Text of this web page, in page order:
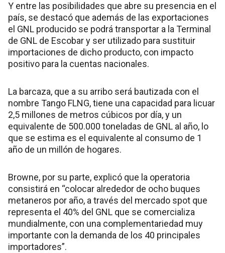
Y entre las posibilidades que abre su presencia en el
país, se destacó que además de las exportaciones
el GNL producido se podrá transportar a la Terminal
de GNL de Escobar y ser utilizado para sustituir
importaciones de dicho producto, con impacto
positivo para la cuentas nacionales.
La barcaza, que a su arribo será bautizada con el
nombre Tango FLNG, tiene una capacidad para licuar
2,5 millones de metros cúbicos por día, y un
equivalente de 500.000 toneladas de GNL al año, lo
que se estima es el equivalente al consumo de 1
año de un millón de hogares.
Browne, por su parte, explicó que la operatoria
consistirá en “colocar alrededor de ocho buques
metaneros por año, a través del mercado spot que
representa el 40% del GNL que se comercializa
mundialmente, con una complementariedad muy
importante con la demanda de los 40 principales
importadores”.